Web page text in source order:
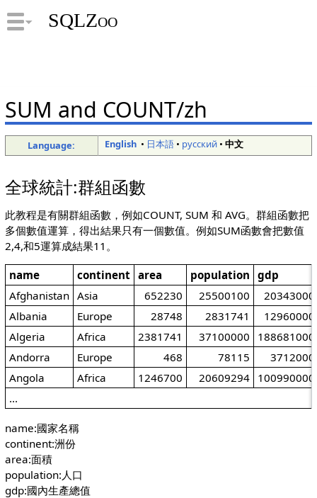
SQLZoo
SUM and COUNT/zh
Language: English• 日本語• русский• 中文
全球統計:群組函數
此教程是有關群組函數，例如COUNT, SUM 和 AVG。群組函數把
多個數值運算，得出結果只有一個數值。例如SUM函數會把數值
2,4,和5運算成結果11。
name continent area population gdp
Afghanistan Asia 652230 25500100
Albania
Europe 28748 2831741
Algeria
Africa 2381741 37100000
Andorra
Europe 468 78115
Angola
Africa 1246700 20609294
...
name:國家名稱
continent:洲份
area:面積
population:人口
gdp:國內生產總值